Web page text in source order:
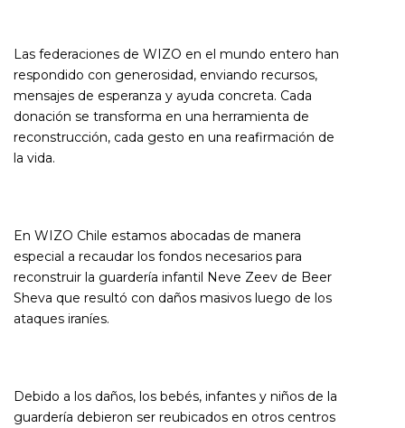
Las federaciones de WIZO en el mundo entero han
respondido con generosidad, enviando recursos,
mensajes de esperanza y ayuda concreta. Cada
donación se transforma en una herramienta de
reconstrucción, cada gesto en una reafirmación de
la vida.
En WIZO Chile estamos abocadas de manera
especial a recaudar los fondos necesarios para
reconstruir la guardería infantil Neve Zeev de Beer
Sheva que resultó con daños masivos luego de los
ataques iraníes.
Debido a los daños, los bebés, infantes y niños de la
guardería debieron ser reubicados en otros centros